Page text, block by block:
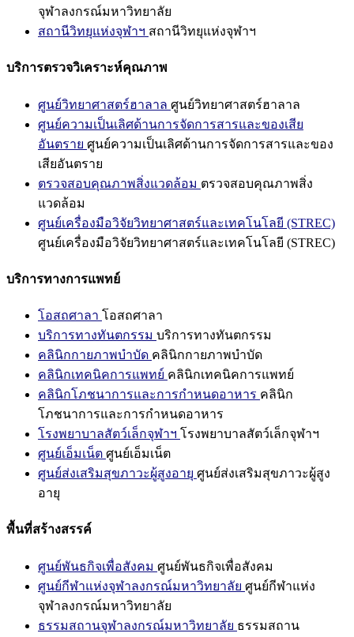
จุฬาลงกรณ์มหาวิทยาลัย
สถานีวิทยุแห่งจุฬาฯ สถานีวิทยุแห่งจุฬาฯ
บริการตรวจวิเคราะห์คุณภาพ
ศูนย์วิทยาศาสตร์ฮาลาล ศูนย์วิทยาศาสตร์ฮาลาล
ศูนย์ความเป็นเลิศด้านการจัดการสารและของเสีย
อันตราย ศูนย์ความเป็นเลิศด้านการจัดการสารและของ
เสียอันตราย
ตรวจสอบคุณภาพสิ่งแวดล้อม ตรวจสอบคุณภาพสิ่ง
แวดล้อม
ศูนย์เครื่องมือวิจัยวิทยาศาสตร์และเทคโนโลยี (STREC)
ศูนย์เครื่องมือวิจัยวิทยาศาสตร์และเทคโนโลยี (STREC)
บริการทางการแพทย์
โอสถศาลา โอสถศาลา
บริการทางทันตกรรม บริการทางทันตกรรม
คลินิกกายภาพบำบัด คลินิกกายภาพบำบัด
คลินิกเทคนิคการแพทย์ คลินิกเทคนิคการแพทย์
คลินิกโภชนาการและการกำหนดอาหาร คลินิก
โภชนาการและการกำหนดอาหาร
โรงพยาบาลสัตว์เล็กจุฬาฯ โรงพยาบาลสัตว์เล็กจุฬาฯ
ศูนย์เอ็มเน็ต ศูนย์เอ็มเน็ต
ศูนย์ส่งเสริมสุขภาวะผู้สูงอายุ ศูนย์ส่งเสริมสุขภาวะผู้สูง
อายุ
พื้นที่สร้างสรรค์
ศูนย์พันธกิจเพื่อสังคม ศูนย์พันธกิจเพื่อสังคม
ศูนย์กีฬาแห่งจุฬาลงกรณ์มหาวิทยาลัย ศูนย์กีฬาแห่ง
จุฬาลงกรณ์มหาวิทยาลัย
ธรรมสถานจุฬาลงกรณ์มหาวิทยาลัย ธรรมสถาน